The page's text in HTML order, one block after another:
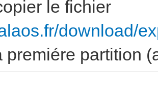
le fichier
download/
premiére partition